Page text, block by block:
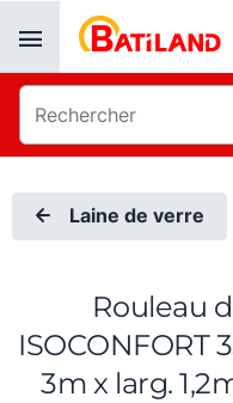
Laine de verre
Rouleau
ISOCONFORT
3m x larg.
Panneau de gestion des